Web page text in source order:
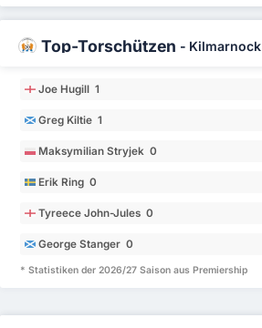
Top-Torschützen - Kilmarnock
Joe Hugill 1
Greg Kiltie 1
Maksymilian Stryjek 0
Erik Ring 0
Tyreece John-Jules 0
George Stanger 0
* Statistiken der 2026/27 Saison aus Premiership